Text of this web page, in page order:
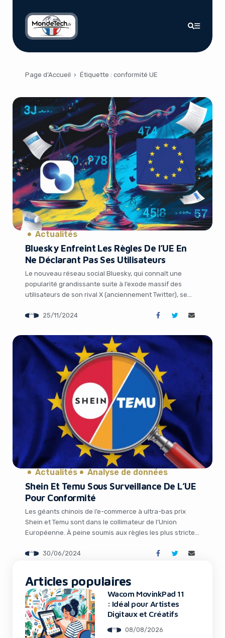
Page d’Accueil › Étiquette : conformité UE
Actualités
Bluesky Enfreint Les Règles De l’UE En
Ne Déclarant Pas Ses Utilisateurs
Le nouveau réseau social Bluesky, qui connaît une
popularité grandissante suite à l’exode massif des
utilisateurs de son rival X (anciennement Twitter), se
européenne. En effet, la plateforme enfreint les règles
publient régulièrement le nombre d’utilisateurs dans la
[…]
25/11/2024
Actualités Analyse de données
Shein Et Temu Sous Surveillance De L’UE
Pour Conformité
Les géants chinois de l’e-commerce à ultra-bas prix
Shein et Temu sont dans le collimateur de l’Union
Européenne. À peine soumis aux règles les plus strictes
réglementaire des services numériques dans l’UE, la
30/06/2024
Articles populaires
Wacom MovinkPad 11
: Idéal pour Artistes
Digitaux et Créatifs
08/08/2026
It looks like you're
using an ad-blocker!
Yes, I will turn off Ad-Blocker
No Thanks